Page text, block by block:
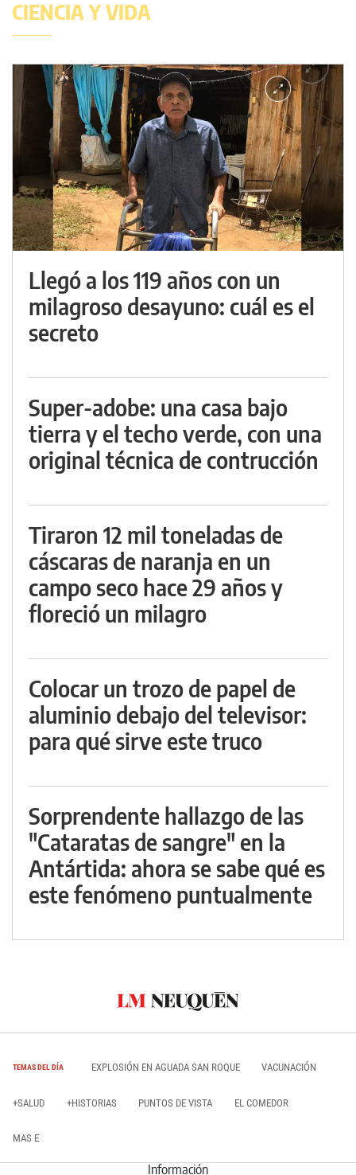
CIENCIA Y VIDA
Llegó a los 119 años con un
milagroso desayuno: cuál es el
secreto
Super-adobe: una casa bajo
tierra y el techo verde, con una
original técnica de contrucción
Tiraron 12 mil toneladas de
cáscaras de naranja en un
campo seco hace 29 años y
floreció un milagro
Colocar un trozo de papel de
aluminio debajo del televisor:
para qué sirve este truco
Sorprendente hallazgo de las
"Cataratas de sangre" en la
Antártida: ahora se sabe qué es
este fenómeno puntualmente
TEMAS DEL DÍA EXPLOSIÓN EN AGUADA SAN ROQUE VACUNACIÓN
+SALUD +HISTORIAS PUNTOS DE VISTA EL COMEDOR
MAS E
Información